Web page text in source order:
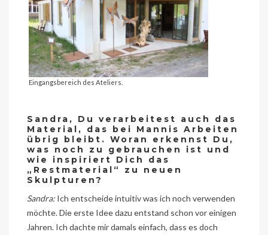
Eingangsbereich des Ateliers.
Sandra, Du verarbeitest auch das
Material, das bei Mannis Arbeiten
übrig bleibt. Woran erkennst Du,
was noch zu gebrauchen ist und
wie inspiriert Dich das
„Restmaterial“ zu neuen
Skulpturen?
Sandra: Ich entscheide intuitiv was ich noch verwenden
möchte. Die erste Idee dazu entstand schon vor einigen
Jahren. Ich dachte mir damals einfach, dass es doch